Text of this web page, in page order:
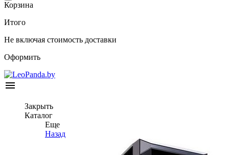
Корзина
Итого
Не включая стоимость доставки
Оформить
menu
Закрыть
Каталог
Еще
Назад